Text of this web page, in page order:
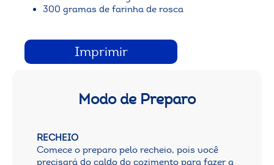
300 gramas de farinha de rosca
Imprimir
Modo de Preparo
RECHEIO
Comece o preparo pelo recheio, pois você
precisará do caldo do cozimento para fazer a